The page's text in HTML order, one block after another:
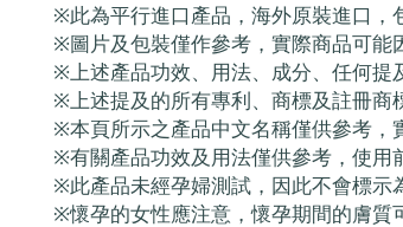
※此為平行進口產品，海外原裝進口，
※圖片及包裝僅作參考，實際商品可能
※上述產品功效、用法、成分、任何提
※上述提及的所有專利、商標及註冊商
※本頁所示之產品中文名稱僅供參考，
※有關產品功效及用法僅供參考，使用
※此產品未經孕婦測試，因此不會標示
※懷孕的女性應注意，懷孕期間的膚質